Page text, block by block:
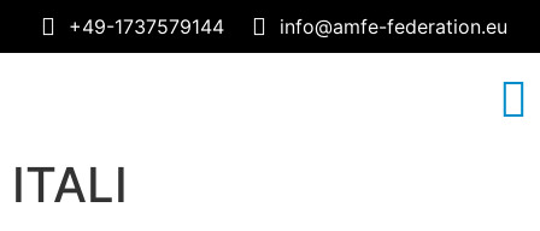
+49-1737579144 info@amfe-federation.eu
ITALI